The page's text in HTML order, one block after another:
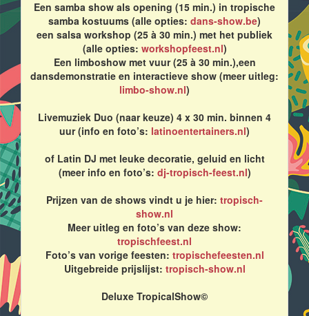
Een samba show als opening (15 min.) in tropische
samba kostuums (alle opties: dans-show.be)
een salsa workshop (25 à 30 min.) met het publiek
(alle opties: workshopfeest.nl)
Een limboshow met vuur (25 à 30 min.),een
dansdemonstratie en interactieve show (meer uitleg:
limbo-show.nl)
Livemuziek Duo (naar keuze) 4 x 30 min. binnen 4
uur (info en foto’s: latinoentertainers.nl)
of Latin DJ met leuke decoratie, geluid en licht
(meer info en foto’s: dj-tropisch-feest.nl)
Prijzen van de shows vindt u je hier: tropisch-
show.nl
Meer uitleg en foto’s van deze show:
tropischfeest.nl
Foto’s van vorige feesten: tropischefeesten.nl
Uitgebreide prijslijst: tropisch-show.nl
Deluxe TropicalShow©